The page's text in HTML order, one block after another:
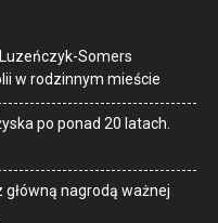
Somers
w rodzinnym mieście
po ponad 20 latach.
nagrodą ważnej